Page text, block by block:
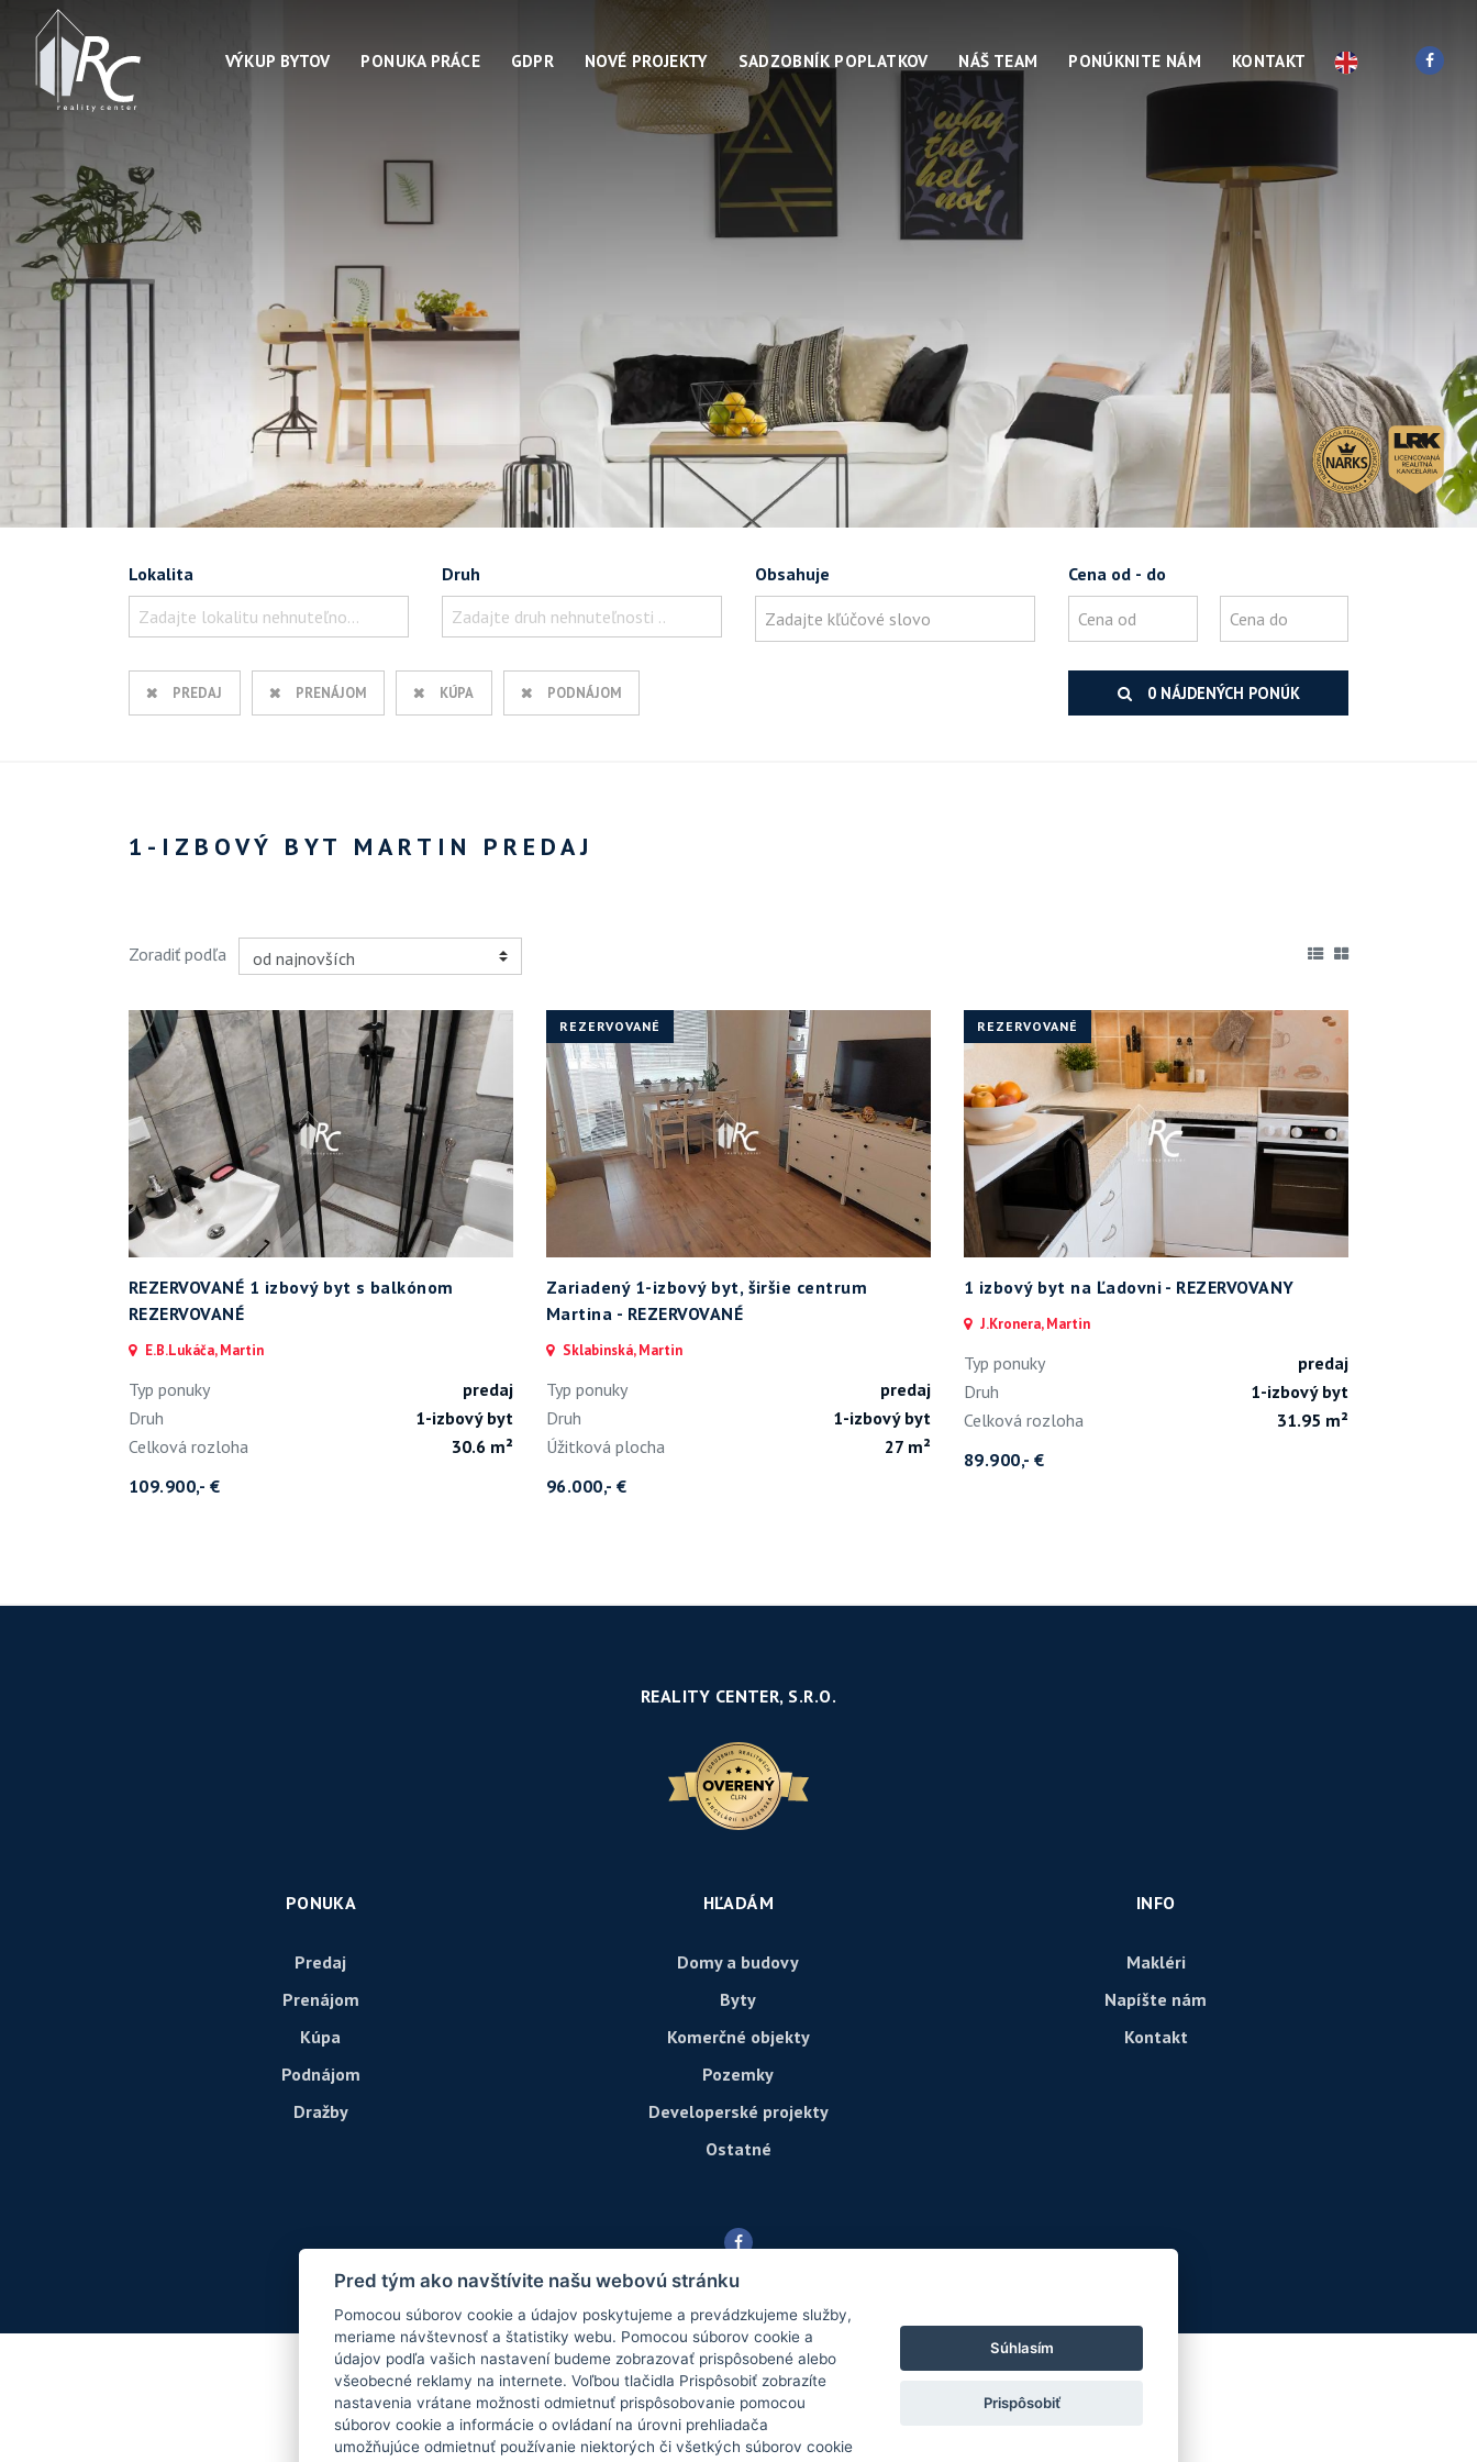
VÝKUP BYTOV PONUKA PRÁCE GDPR NOVÉ PROJEKTY SADZOBNÍK POPLATKOV NÁŠ TEAM PONÚKNITE NÁM KONTAKT
Lokalita
Zadajte lokalitu nehnuteľnosti ..
Druh
Zadajte druh nehnuteľnosti ..
Obsahuje Cena od - do
PREDAJ PRENÁJOM KÚPA PODNÁJOM 0 NÁJDENÝCH PONÚK
1-IZBOVÝ BYT MARTIN PREDAJ
Zoradiť podľa
REZERVOVANÉ 1 izbový byt s balkónom
REZERVOVANÉ
E.B.Lukáča, Martin
Typ ponuky
predaj
Druh
1-izbový byt
Celková rozloha
30.6 m²
109.900,- €
REZERVOVANÉ
Zariadený 1-izbový byt, širšie centrum
Martina - REZERVOVANÉ
Sklabinská, Martin
Typ ponuky
predaj
Druh
1-izbový byt
Úžitková plocha
27 m²
96.000,- €
REZERVOVANÉ
1 izbový byt na Ľadovni - REZERVOVANY
J.Kronera, Martin
Typ ponuky
predaj
Druh
1-izbový byt
Celková rozloha
31.95 m²
89.900,- €
REALITY CENTER, S.R.O.
PONUKA
Predaj
Prenájom
Kúpa
Podnájom
Dražby
HĽADÁM
Domy a budovy
Byty
Komerčné objekty
Pozemky
Developerské projekty
Ostatné
INFO
Makléri
Napíšte nám
Kontakt
© 2026 -Reality Center, s.r.o.
M.R.Štefánika 58, Martin 036 01, Tel.: , E-mail: danica@realitycenter.sk
Pred tým ako navštívite našu webovú stránku
Pomocou súborov cookie a údajov poskytujeme a prevádzkujeme služby,
meriame návštevnosť a štatistiky webu. Pomocou súborov cookie a
údajov podľa vašich nastavení budeme zobrazovať prispôsobené alebo
všeobecné reklamy na internete. Voľbou tlačidla Prispôsobiť zobrazíte
nastavenia vrátane možnosti odmietnuť prispôsobovanie pomocou
súborov cookie a informácie o ovládaní na úrovni prehliadača
umožňujúce odmietnuť používanie niektorých či všetkých súborov cookie
Súhlasím
Prispôsobiť